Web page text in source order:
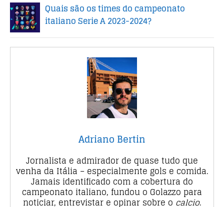
Quais são os times do campeonato
italiano Serie A 2023-2024?
Adriano Bertin
Jornalista e admirador de quase tudo que
venha da Itália – especialmente gols e comida.
Jamais identificado com a cobertura do
campeonato italiano, fundou o Golazzo para
noticiar, entrevistar e opinar sobre o calcio.